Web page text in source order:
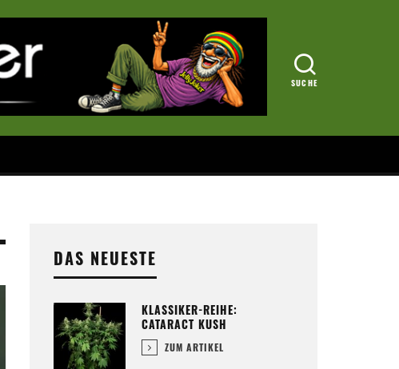
DAS NEUESTE
KLASSIKER-REIHE:
CATARACT KUSH
ZUM ARTIKEL